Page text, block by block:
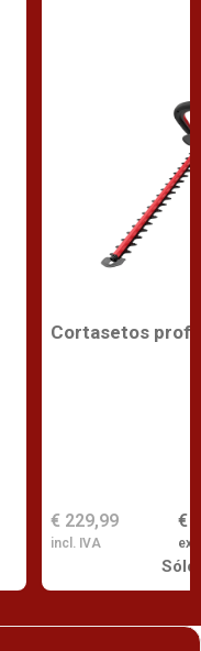
Cortasetos
€
€ 229,99
incl. IVA
Sólo